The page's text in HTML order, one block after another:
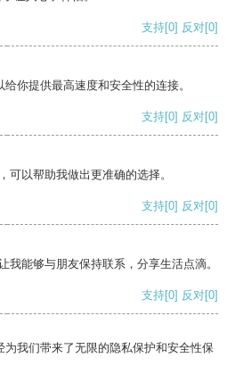
支持[0] 反对[0]
你提供最高速度和安全性的连接。
支持[0] 反对[0]
可以帮助我做出更准确的选择。
支持[0] 反对[0]
我能够与朋友保持联系，分享生活点滴。
支持[0] 反对[0]
我们带来了无限的隐私保护和安全性保